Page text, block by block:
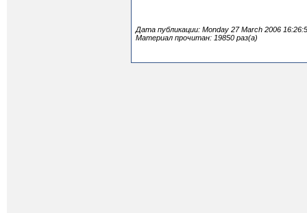
Дата публикации: Monday 27 March 2006
Материал прочитан: 19850 раз(а)